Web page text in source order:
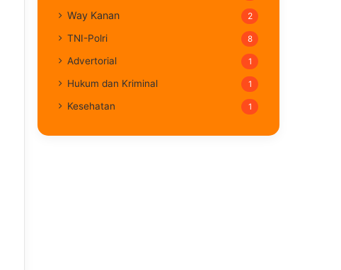
Way Kanan 2
TNI-Polri 8
Advertorial 1
Hukum dan Kriminal 1
Kesehatan 1